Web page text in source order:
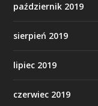
październik 2019
sierpień 2019
lipiec 2019
czerwiec 2019